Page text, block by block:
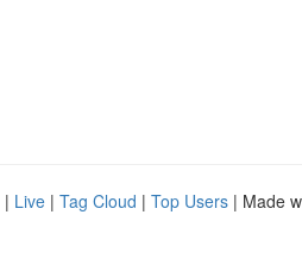
| Live | Tag Cloud | Top Users | Made